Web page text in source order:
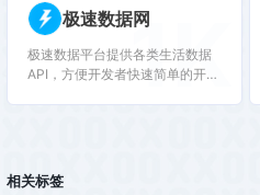
极速数据网
极速数据平台提供各类生活数据
API，方便开发者快速简单的开发
1K
相关标签